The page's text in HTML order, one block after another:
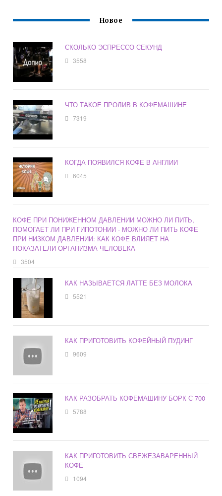
Новое
СКОЛЬКО ЭСПРЕССО СЕКУНД
3558
ЧТО ТАКОЕ ПРОЛИВ В КОФЕМАШИНЕ
7319
КОГДА ПОЯВИЛСЯ КОФЕ В АНГЛИИ
6045
КОФЕ ПРИ ПОНИЖЕННОМ ДАВЛЕНИИ МОЖНО ЛИ ПИТЬ,
ПОМОГАЕТ ЛИ ПРИ ГИПОТОНИИ - МОЖНО ЛИ ПИТЬ КОФЕ
ПРИ НИЗКОМ ДАВЛЕНИИ: КАК КОФЕ ВЛИЯЕТ НА
ПОКАЗАТЕЛИ ОРГАНИЗМА ЧЕЛОВЕКА
3504
КАК НАЗЫВАЕТСЯ ЛАТТЕ БЕЗ МОЛОКА
5521
КАК ПРИГОТОВИТЬ КОФЕЙНЫЙ ПУДИНГ
9609
КАК РАЗОБРАТЬ КОФЕМАШИНУ БОРК С 700
5788
КАК ПРИГОТОВИТЬ СВЕЖЕЗАВАРЕННЫЙ
КОФЕ
1094